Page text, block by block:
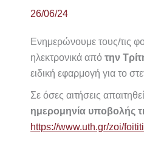
26/06/24
Ενημερώνουμε τους/τις
ηλεκτρονικά από την
ειδική εφαρμογή για το
Σε όσες αιτήσεις
ημερομηνία υποβολής
https://www.uth.gr/zoi/